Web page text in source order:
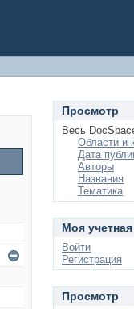
Просмотр
Весь
Области и
Дата
Авторы
Названия
Тематика
Моя
Войти
Регистрация
Просмотр